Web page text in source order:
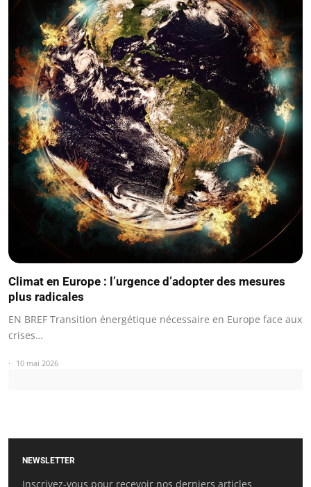
Climat en Europe : l’urgence d’adopter des mesures
plus radicales
EN BREF Transition énergétique nécessaire en Europe face aux
crises…
10 mai 2026
NEWSLETTER
Inscrivez-vous pour recevoir nos derniers articles